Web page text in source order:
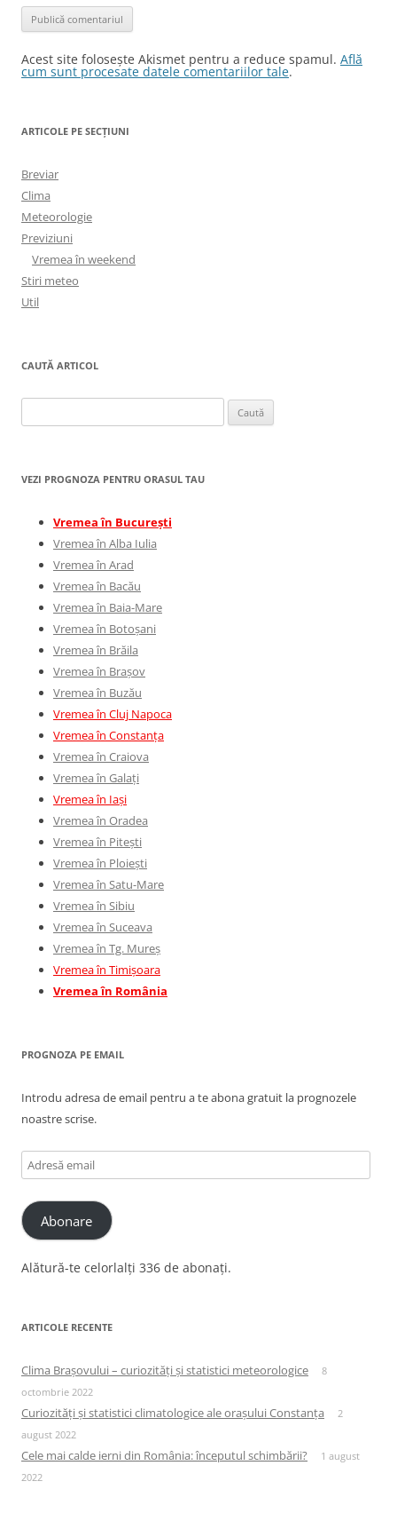
Acest site folosește Akismet pentru a reduce spamul. Află
cum sunt procesate datele comentariilor tale.
ARTICOLE PE SECȚIUNI
Breviar
Clima
Meteorologie
Previziuni
Vremea în weekend
Stiri meteo
Util
CAUTĂ ARTICOL
după:
VEZI PROGNOZA PENTRU ORASUL TAU
Vremea în București
Vremea în Alba Iulia
Vremea în Arad
Vremea în Bacău
Vremea în Baia-Mare
Vremea în Botoșani
Vremea în Brăila
Vremea în Brașov
Vremea în Buzău
Vremea în Cluj Napoca
Vremea în Constanța
Vremea în Craiova
Vremea în Galați
Vremea în Iași
Vremea în Oradea
Vremea în Pitești
Vremea în Ploiești
Vremea în Satu-Mare
Vremea în Sibiu
Vremea în Suceava
Vremea în Tg. Mureș
Vremea în Timișoara
Vremea în România
PROGNOZA PE EMAIL
Introdu adresa de email pentru a te abona gratuit la prognozele
noastre scrise.
Adresă
email
Abonare
Alătură-te celorlalți 336 de abonați.
ARTICOLE RECENTE
Clima Brașovului – curiozități și statistici meteorologice
8
octombrie 2022
Curiozități și statistici climatologice ale orașului Constanța
2
august 2022
Cele mai calde ierni din România: începutul schimbării?
1 august
2022